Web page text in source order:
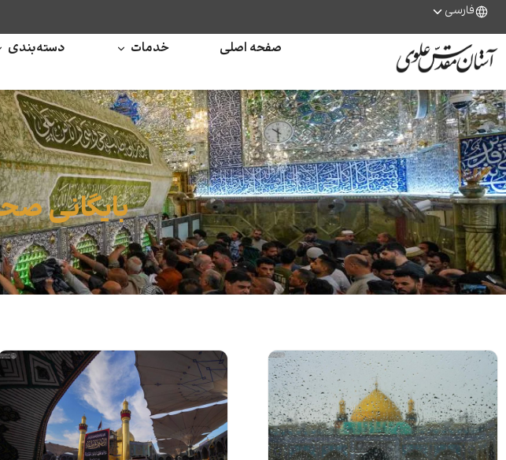
فارسی
صفحه اصلی خدمات دسته‌بندی
بایگانی